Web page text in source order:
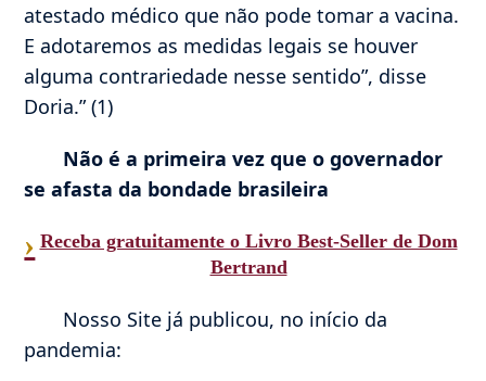
atestado médico que não pode tomar a vacina.
E adotaremos as medidas legais se houver
alguma contrariedade nesse sentido”, disse
Doria.” (1)
Não é a primeira vez que o governador
se afasta da bondade brasileira
› Receba gratuitamente o Livro Best-Seller de Dom
Bertrand
Nosso Site já publicou, no início da
pandemia: